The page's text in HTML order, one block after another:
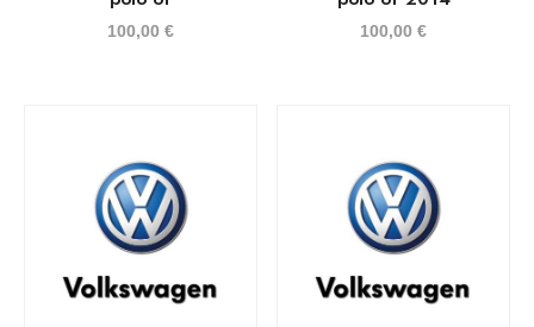
100,00 € 100,00€